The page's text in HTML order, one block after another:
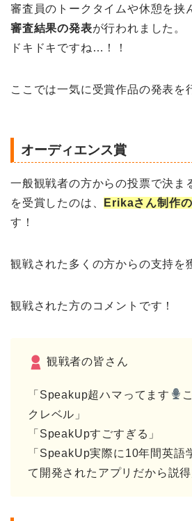
審査員のトークタイムや休憩を挟
審査結果の発表が行われました。
ドキドキですね…！！
ここでは一気に受賞作品の発表を
オーディエンス賞
一般観戦者の方からの投票で決ま
を受賞したのは、
Erikaさん制作
す！
観戦された多くの方からの支持を
観戦された方のコメントです！
観戦者の皆さん
「Speakup超ハマってます
クレベル」
「 SpeakUpすごすぎる」
「SpeakUp実際に10年間英語
て開発されたアプリだから説得